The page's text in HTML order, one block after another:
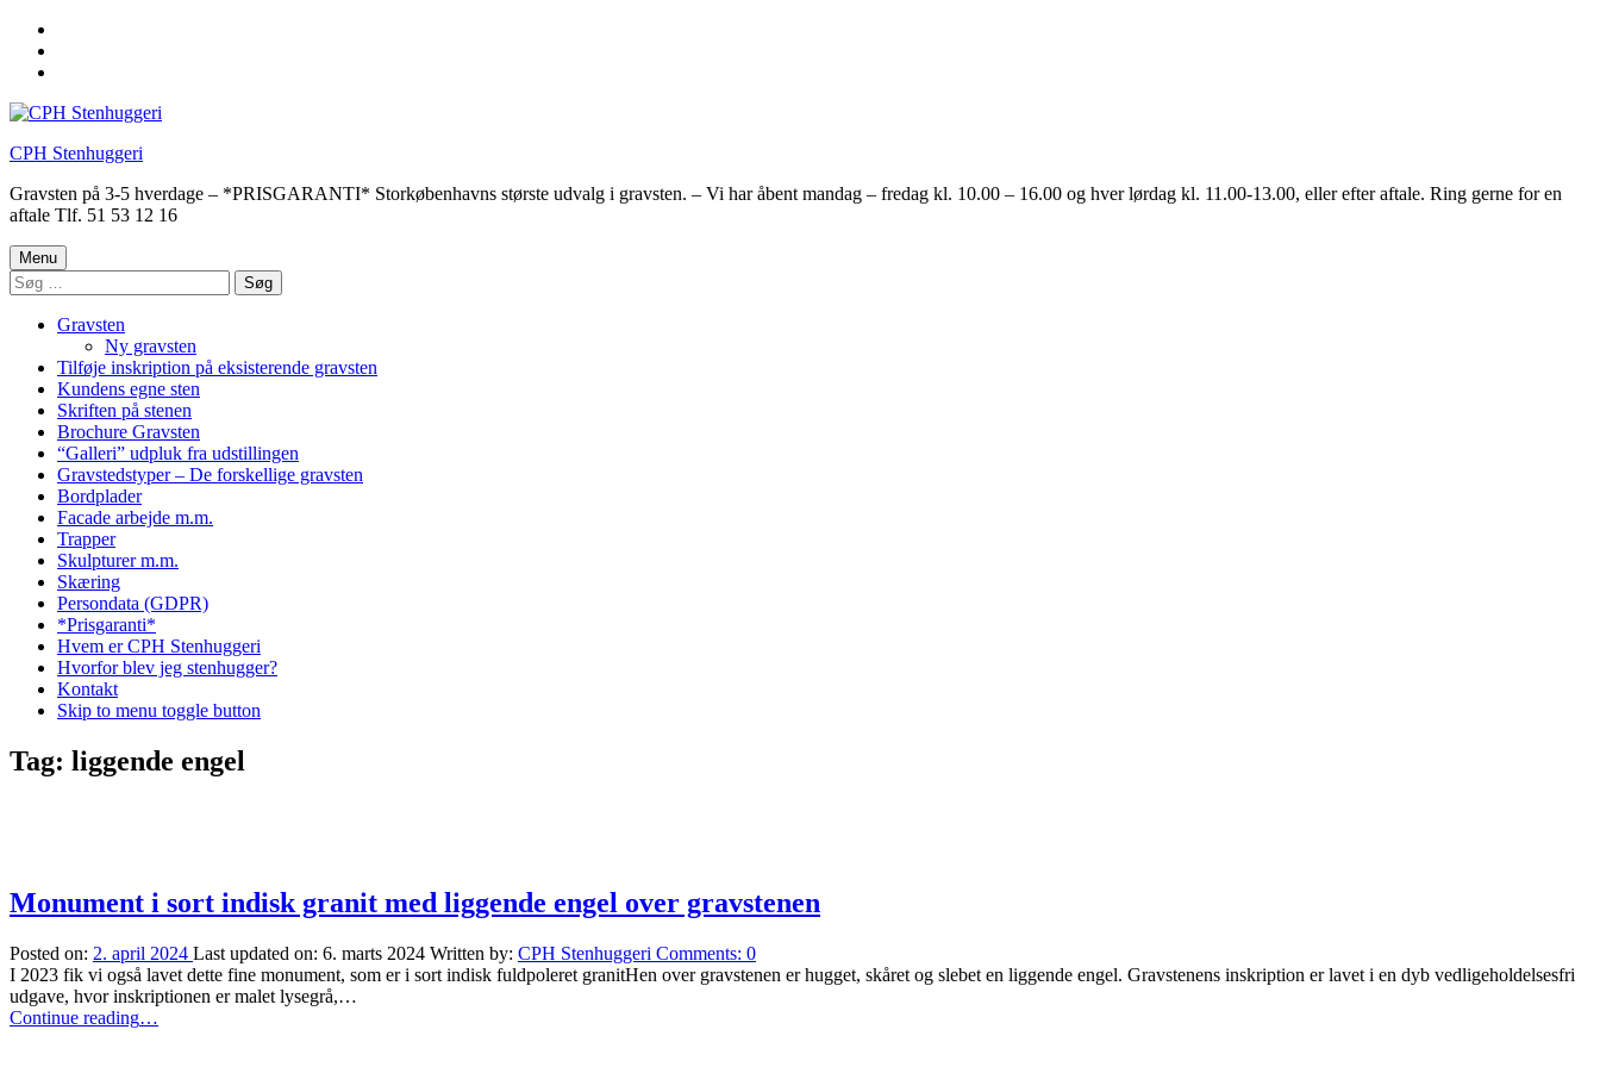
content
footer
CPH Stenhuggeri
Gravsten på 3-5 hverdage – *PRISGARANTI* Storkøbenhavns største udvalg i gravsten. – Vi har åbent mandag – fredag kl. 10.00 – 16.00 og hver lørdag kl. 11.00-13.00, eller efter aftale. Ring gerne for en
aftale Tlf. 51 53 12 16
Menu
Søg
efter:
Gravsten
Ny gravsten
Tilføje inskription på eksisterende gravsten
Kundens egne sten
Skriften på stenen
Brochure Gravsten
“Galleri” udpluk fra udstillingen
Gravstedstyper – De forskellige gravsten
Bordplader
Facade arbejde m.m.
Trapper
Skulpturer m.m.
Skæring
Persondata (GDPR)
*Prisgaranti*
Hvem er CPH Stenhuggeri
Hvorfor blev jeg stenhugger?
Kontakt
Skip to menu toggle button
Tag: liggende engel
Monument i sort indisk granit med liggende engel over gravstenen
Posted on: 2. april 2024 Last updated on: 6. marts 2024 Written by: CPH Stenhuggeri Comments: 0
I 2023 fik vi også lavet dette fine monument, som er i sort indisk fuldpoleret granitHen over gravstenen er hugget, skåret og slebet en liggende engel. Gravstenens inskription er lavet i en dyb vedligeholdelsesfri
udgave, hvor inskriptionen er malet lysegrå,…
Continue reading“Monument
…